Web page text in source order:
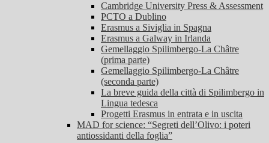
Cambridge University Press & Assessment
PCTO a Dublino
Erasmus a Siviglia in Spagna
Erasmus a Galway in Irlanda
Gemellaggio Spilimbergo-La Châtre
(prima parte)
Gemellaggio Spilimbergo-La Châtre
(seconda parte)
La breve guida della città di Spilimbergo in
Lingua tedesca
Progetti Erasmus in entrata e in uscita
MAD for science: “Segreti dell’Olivo: i poteri
antiossidanti della foglia”